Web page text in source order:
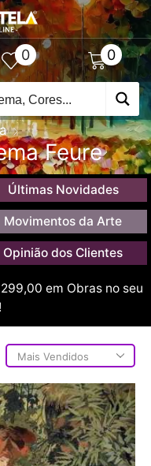
0 0
Feure
Últimas Novidades
Movimentos da Arte
Opinião dos Clientes
em Obras no seu